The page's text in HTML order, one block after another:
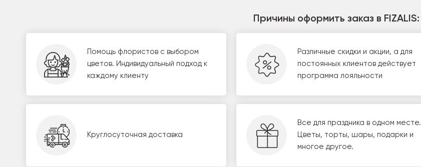
Причины оформить заказ в FIZALIS:
Помощь флористов с выбором
цветов. Индивидуальный подход к
каждому клиенту
Различные скидки и акции, а для
постоянных клиентов действует
программа лояльности
Круглосуточная доставка
Все для праздника в одном месте.
Цветы, торты, шары, подарки и
многое другое.